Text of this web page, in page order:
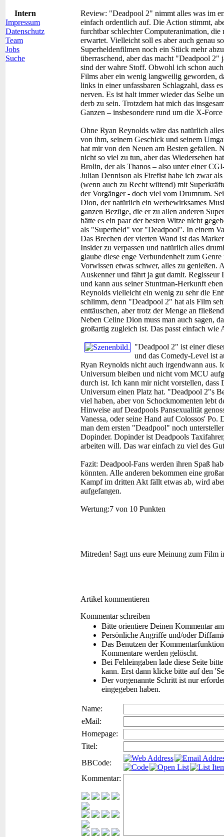
Intern
Impressum
Datenschutz
Team
Jobs
Suche
Review: "Deadpool 2" nimmt alles was im
einfach ordentlich auf. Die Action stimmt,
furchtbar schlechter Computeranimation,
erwartet. Vielleicht soll es aber auch genau
Superheldenfilmen noch ein Stück mehr
überraschend, aber das macht "Deadpool 2"
sind der wahre Stoff. Obwohl ich schon
Films aber ein wenig langweilig geworden,
links in einer unfassbaren Schlagzahl, dass
nerven. Es ist halt immer wieder das Selbe
derb zu sein. Trotzdem hat mich das
Ganzen – insbesondere rund um die X-
Ohne Ryan Reynolds wäre das natürlich
von ihm, seinem Geschick und seinem
hat mir von den Neuen am Besten gefallen.
nicht so viel zu tun, aber das Wiedersehen
Brolin, der als Thanos – also unter einer
Julian Dennison als Firefist habe ich zwar
(wenn auch zu Recht wütend) mit
der Vorgänger - doch viel vom Drumrum.
Dion, der natürlich ein werbewirksames
ganzen Bezüge, die er zu allen anderen
hätte es ein paar der besten Witze nicht
als "Superheld" vor "Deadpool". In einem
Das Brechen der vierten Wand ist das
Insider zu verpassen und natürlich alles
glaube diese enge Verbundenheit zum
Vorwissen etwas schwer, alles zu
Auskenner und fährt ja gut damit.
und kann aus seiner Stuntman-Herkunft
Reynolds vielleicht ein wenig zu sehr die
schlimm, denn "Deadpool 2" hat als Film
enttäuschen, aber trotz der Menge an
Neben Celine Dion muss man auch sagen,
großartig zugleich ist. Das passt einfach
"Deadpool 2" ist einer
und das Comedy-Level ist
Ryan Reynolds nicht auch irgendwann aus.
Universum bleiben und nicht vom MCU
durch ist. Ich kann mir nicht vorstellen,
Universum einen Platz hat. "Deadpool 2"s
viel haben, aber von Schockmomenten lebt
Hinweise auf Deadpools Pansexualität
Vanessa, oder seine Hand auf Colossos' Po.
man dem ersten "Deadpool" noch
Dopinder. Dopinder ist Deadpools
arbeiten will. Das war einfach zu viel des
Fazit: Deadpool-Fans werden ihren Spaß
könnten. Alle anderen bekommen eine
Kampf im dritten Akt fällt etwas ab, wird
aufgefangen.
Wertung:7 von 10 Punkten
Mitreden! Sagt uns eure Meinung zum Film
Artikel kommentieren
Kommentar schreiben
Bitte orientiere Deinen Kommentar
Persönliche Angriffe und/oder
Das Benutzen der
Kommentare werden gelöscht.
Bei Fehleingaben lade diese Seite
kann. Erst dann klicke bitte auf den
Der vorgenannte Schritt ist nur
eingegeben haben.
Name:
eMail:
Homepage:
Titel:
BBCode:
Kommentar: